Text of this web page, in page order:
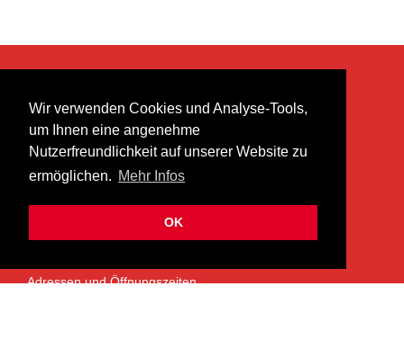
Wir verwenden Cookies und Analyse-Tools,
um Ihnen eine angenehme
Nutzerfreundlichkeit auf unserer Website zu
ermöglichen. Mehr Infos
OK
heer musik ag
Lättenstrasse 35
8952 Schlieren
info@heermusic.com
ÜBER UNS
Adressen und Öffnungszeiten